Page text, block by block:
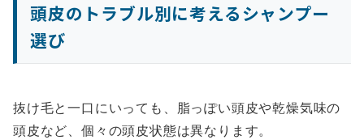
頭皮のトラブル別に考えるシャンプー
選び
抜け毛と一口にいっても、脂っぽい頭皮や乾燥気味の
頭皮など、個々の頭皮状態は異なります。